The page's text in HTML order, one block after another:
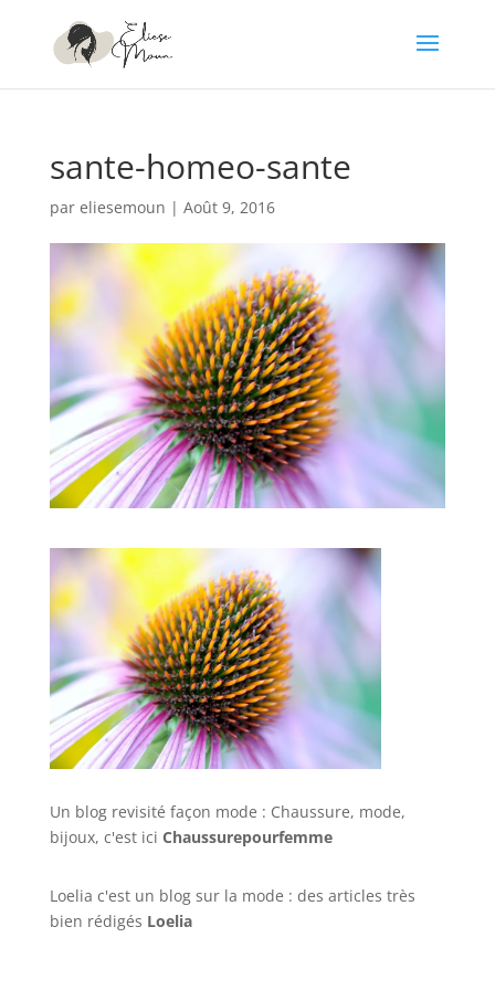
sante-homeo-sante
par eliesemoun | Août 9, 2016
Un blog revisité façon mode : Chaussure, mode,
bijoux, c'est ici Chaussurepourfemme
Loelia c'est un blog sur la mode : des articles très
bien rédigés Loelia